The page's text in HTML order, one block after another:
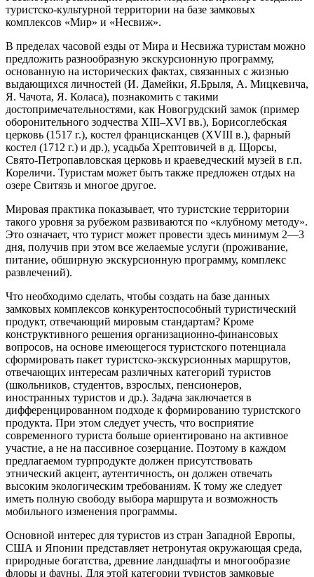
туристско-культурной территории на базе замковых
комплексов «Мир» и «Несвиж».
В пределах часовой езды от Мира и Несвижа туристам можно
предложить разнообразную экскурсионную программу,
основанную на исторических фактах, связанных с жизнью
выдающихся личностей (И. Дамейки, Я.Брыля, А. Мицкевича,
Я. Чачота, Я. Коласа), познакомить с такими
достопримечательностями, как Новогрудский замок (пример
оборонительного зодчества XIII–XVI вв.), Борисоглебская
церковь (1517 г.), костел францисканцев (XVIII в.), фарный
костел (1712 г.) и др.), усадьба Хрептовичей в д. Щорсы,
Свято-Петропавловская церковь и краеведческий музей в г.п.
Кореличи. Туристам может быть также предложен отдых на
озере Свитязь и многое другое.
Мировая практика показывает, что туристские территории
такого уровня за рубежом развиваются по «клубному методу».
Это означает, что турист может провести здесь минимум 2—3
дня, получив при этом все желаемые услуги (проживание,
питание, обширную экскурсионную программу, комплекс
развлечений).
Что необходимо сделать, чтобы создать на базе данных
замковых комплексов конкурентоспособный туристический
продукт, отвечающий мировым стандартам? Кроме
конструктивного решения организационно-финансовых
вопросов, на основе имеющегося туристского потенциала
сформировать пакет туристско-экскурсионных маршрутов,
отвечающих интересам различных категорий туристов
(школьников, студентов, взрослых, пенсионеров,
иностранных туристов и др.). Задача заключается в
дифференцированном подходе к формированию туристского
продукта. При этом следует учесть, что восприятие
современного туриста больше ориентировано на активное
участие, а не на пассивное созерцание. Поэтому в каждом
предлагаемом турпродукте должен присутствовать
этнический акцент, аутентичность, он должен отвечать
высоким экологическим требованиям. К тому же следует
иметь полную свободу выбора маршрута и возможность
мобильного изменения программы.
Основной интерес для туристов из стран Западной Европы,
США и Японии представляет нетронутая окружающая среда,
природные богатства, древние ландшафты и многообразие
флоры и фауны. Для этой категории туристов замковые